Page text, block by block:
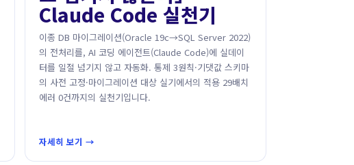
Claude Code 실천기
이종 DB 마이그레이션(Oracle 19c→SQL Server 2022)
의 전처리를, AI 코딩 에이전트(Claude Code)에 실데이
터를 일절 넘기지 않고 자동화. 통제 3원칙·기댓값 스키마
의 사전 고정·마이그레이션 대상 실기에서의 적용 29배치
에러 0건까지의 실천기입니다.
자세히 보기 →